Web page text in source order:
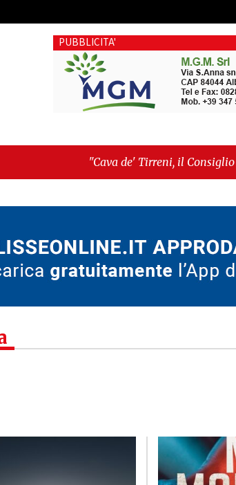
PUBBLICITA'
"Cava de' Tirreni, il Consiglio comunale
voto" -"Vietri sul Mare, giornata storica: la